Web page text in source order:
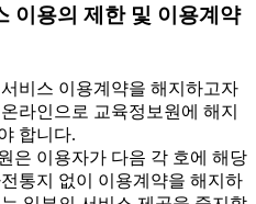
이용의 제한 및 이용계약
비스 이용계약을 해지하고자
라인으로 교육정보원에 해지
합니다.
은 이용자가 다음 각 호에 해당
통지 없이 이용계약을 해지하